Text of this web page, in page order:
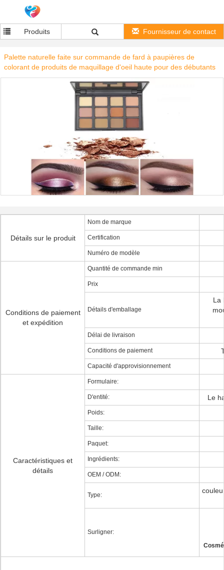
Produits Fournisseur de contact
Palette naturelle faite sur commande de fard à paupières de
colorant de produits de maquillage d'oeil haute pour des débutants
Détails sur le produit
Nom de marque
Certification
Numéro de modèle
Conditions de paiement
et expédition
Quantité de commande min
Prix
Détails d'emballage
La
Délai de livraison
Conditions de paiement
Capacité d'approvisionnement
Caractéristiques et
détails
Formulaire:
D'entité: Le
Poids:
Taille:
Paquet:
Ingrédients:
OEM / ODM:
Type:
Surligner: